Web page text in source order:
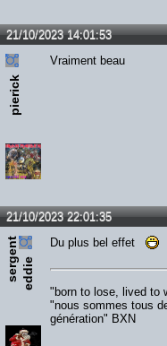
21/10/2023 14:01:53
pierick
Vraiment beau
21/10/2023 22:01:35
s
e
rg
e
n
t
e
d
d
ie
Du plus bel effet
"born to lose, lived to
"nous sommes tous
génération" BXN